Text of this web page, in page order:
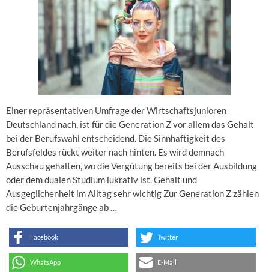
Einer repräsentativen Umfrage der Wirtschaftsjunioren
Deutschland nach, ist für die Generation Z vor allem das Gehalt
bei der Berufswahl entscheidend. Die Sinnhaftigkeit des
Berufsfeldes rückt weiter nach hinten. Es wird demnach
Ausschau gehalten, wo die Vergütung bereits bei der Ausbildung
oder dem dualen Studium lukrativ ist. Gehalt und
Ausgeglichenheit im Alltag sehr wichtig Zur Generation Z zählen
die Geburtenjahrgänge ab …
Facebook Twitter
WhatsApp E-Mail